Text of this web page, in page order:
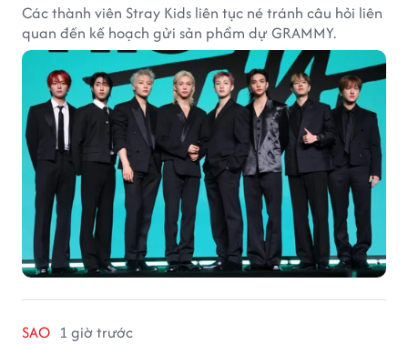
Các thành viên Stray Kids liên tục né tránh câu hỏi liên
quan đến kế hoạch gửi sản phẩm dự GRAMMY.
SAO 1 giờ trước